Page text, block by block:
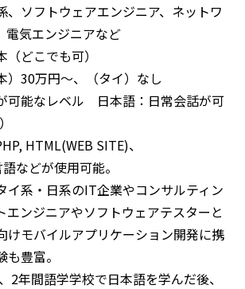
、ソフトウェアエンジニア、ネットワ
電気エンジニアなど
どこでも可）
）30万円～、（タイ）なし
可能なレベル 日本語：日常会話が可
HTML(WEB SITE)、
などが使用可能。
イ系・日系のIT企業やコンサルティン
エンジニアやソフトウェアテスターと
けモバイルアプリケーション開発に携
豊富。
2年間語学学校で日本語を学んだ後、